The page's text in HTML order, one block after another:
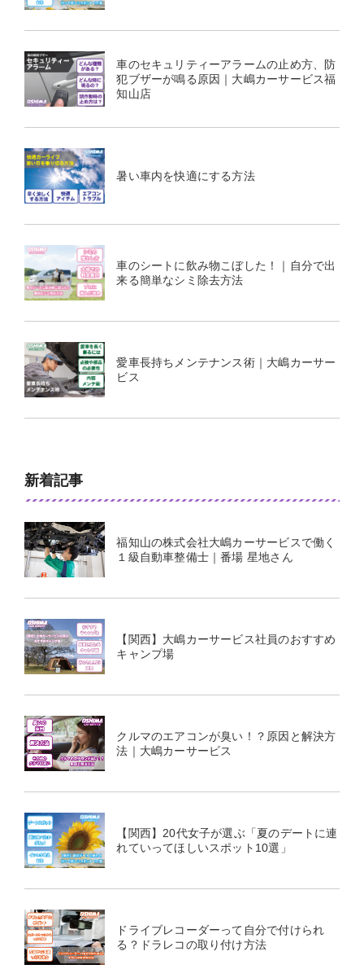
車のセキュリティーアラームの止め方、防
犯ブザーが鳴る原因｜大嶋カーサービス福
知山店
暑い車内を快適にする方法
車のシートに飲み物こぼした！｜自分で出
来る簡単なシミ除去方法
愛車長持ちメンテナンス術｜大嶋カーサー
ビス
新着記事
福知山の株式会社大嶋カーサービスで働く
１級自動車整備士｜番場 星地さん
【関西】大嶋カーサービス社員のおすすめ
キャンプ場
クルマのエアコンが臭い！？原因と解決方
法｜大嶋カーサービス
【関西】20代女子が選ぶ「夏のデートに連
れていってほしいスポット10選」
ドライブレコーダーって自分で付けられ
る？ドラレコの取り付け方法